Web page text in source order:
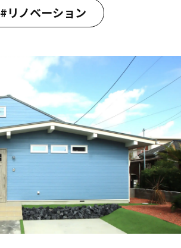
#リノベーション